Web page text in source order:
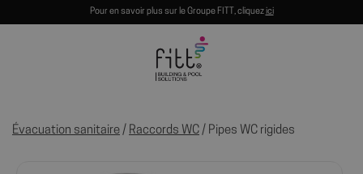
Pour en savoir plus sur le Groupe FITT, cliquezici
Évacuation sanitaire / Raccords WC / Pipes WC rigides